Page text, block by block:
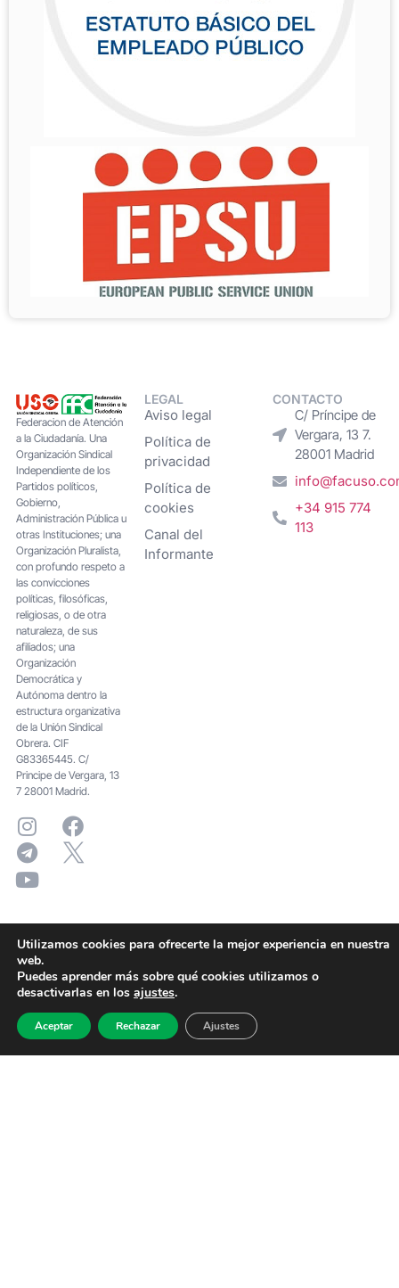
Federacion de Atención
a la Ciudadanía. Una
Organización Sindical
Independiente de los
Partidos políticos,
Gobierno,
Administración Pública u
otras Instituciones; una
Organización Pluralista,
con profundo respeto a
las convicciones
políticas, filosóficas,
religiosas, o de otra
naturaleza, de sus
afiliados; una
Organización
Democrática y
Autónoma dentro la
estructura organizativa
de la Unión Sindical
Obrera. CIF
G83365445. C/
Principe de Vergara, 13
7 28001 Madrid.
LEGAL
Aviso legal
Política de
privacidad
Política de
cookies
Canal del
Informante
CONTACTO
C/ Príncipe de
Vergara, 13 7.
28001 Madrid
+34 915 774
113
Utilizamos cookies para ofrecerte la mejor experiencia en nuestra
web.
Puedes aprender más sobre qué cookies utilizamos o
desactivarlas en los ajustes.
Aceptar Rechazar Ajustes